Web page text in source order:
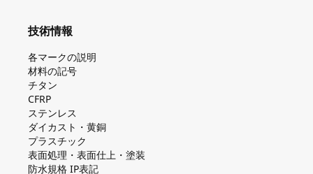
技術情報
各マークの説明
材料の記号
チタン
CFRP
ステンレス
ダイカスト・⻩銅
プラスチック
表面処理・表面仕上・塗装
防⽔規格 IP表記